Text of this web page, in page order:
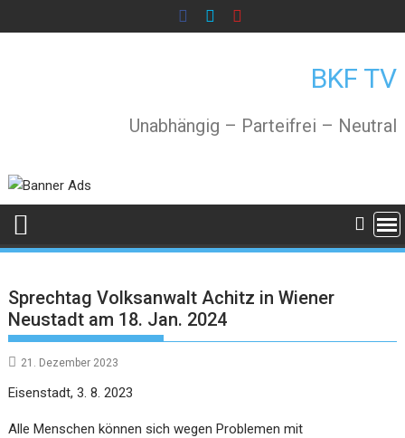
to
BKF TV
Unabhängig – Parteifrei – Neutral
Sprechtag Volksanwalt Achitz in Wiener
Neustadt am 18. Jan. 2024
21. Dezember 2023
Eisenstadt, 3. 8. 2023
Alle Menschen können sich wegen Problemen mit